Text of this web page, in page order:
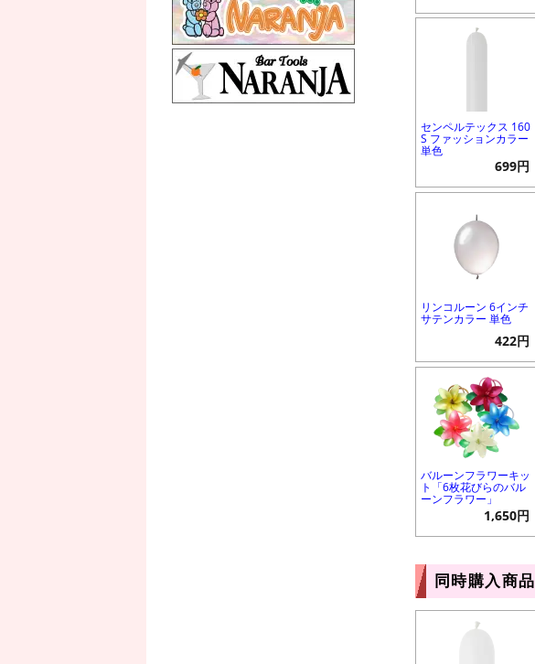
センペルテックス 160
S ファッションカラー
単色
699円
リンコルーン 6インチ
サテンカラー 単色
422円
バルーンフラワーキッ
ト「6枚花びらのバル
ーンフラワー」
1,650円
同時購入商品